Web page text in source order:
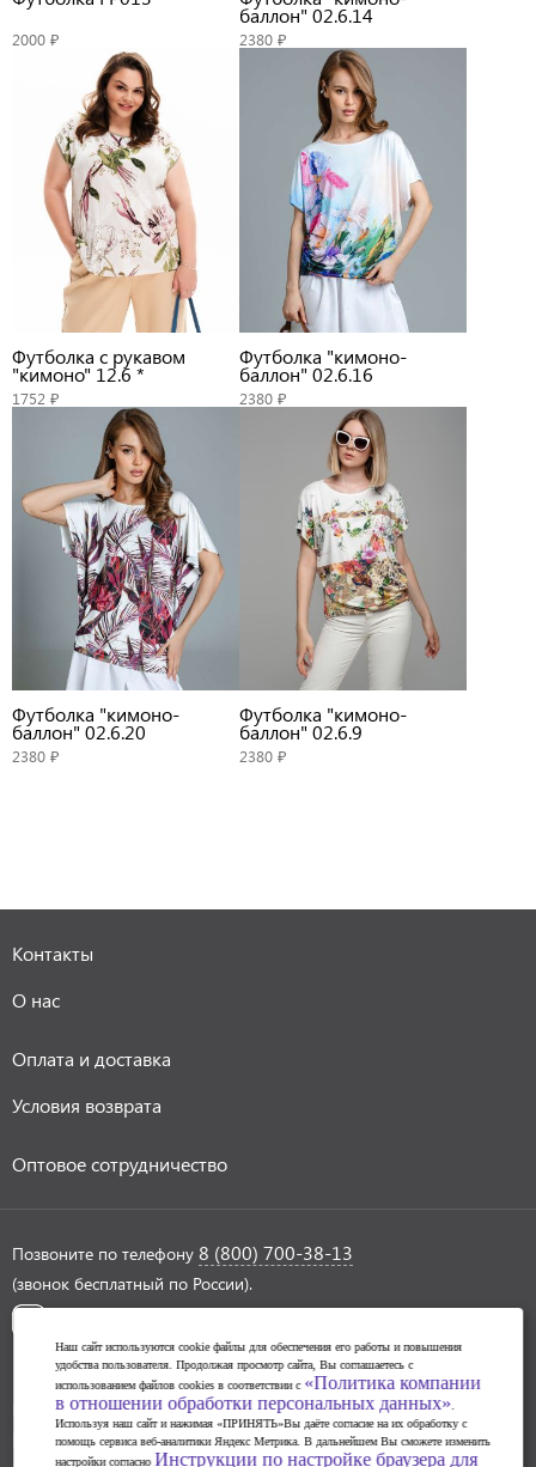
2000 ₽
баллон" 02.6.14
2380 ₽
Футболка с рукавом
"кимоно" 12.6 *
1752 ₽
Футболка "кимоно-
баллон" 02.6.16
2380 ₽
Футболка "кимоно-
баллон" 02.6.20
2380 ₽
Футболка "кимоно-
баллон" 02.6.9
2380 ₽
Контакты
О нас
Оплата и доставка
Условия возврата
Оптовое сотрудничество
Позвоните по телефону 8 (800) 700-38-13
(звонок бесплатный по России).
Политика обработки персональных данных
Инструкции по настройке браузера для прекращения
Наш сайт используются cookie файлы для обеспечения его работы и повышения
удобства пользователя. Продолжая просмотр сайта, Вы соглашаетесь с
использованием файлов cookies в соответствии с «Политика компании
в отношении обработки персональных данных»
Используя наш сайт и нажимая «ПРИНЯТЬ»Вы даёте согласие на их обработку с
помощь сервиса веб-аналитики Яндекс Метрика. В дальнейшем Вы сможете изменить
настройки согласно Инструкции по настройке браузера для